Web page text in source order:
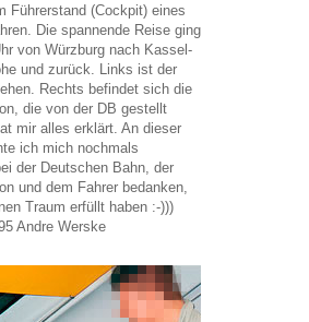
Führerstand (Cockpit) eines
Die spannende Reise ging
von Würzburg nach Kassel-
und zurück. Links ist der
Rechts befindet sich die
die von der DB gestellt
mir alles erklärt. An dieser
ich mich nochmals
der Deutschen Bahn, der
und dem Fahrer bedanken,
Traum erfüllt haben :-)))
Andre Werske